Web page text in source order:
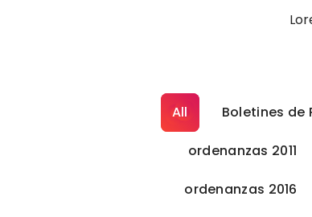
All Boletines de
ordenanzas 2011
ordenanzas 2016